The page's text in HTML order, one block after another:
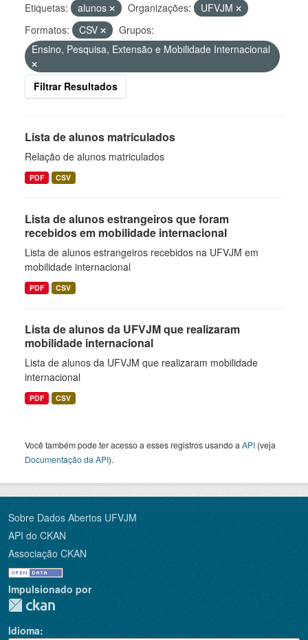
Etiquetas: alunos Organizações:
UFVJM
Formatos:
CSV
Grupos:
Ensino, Pesquisa, Extensão e Mobilidade Internacional
Filtrar Resultados
Lista de alunos matriculados
Relação de alunos matriculados
PDF CSV
Lista de alunos estrangeiros que foram
recebidos em mobilidade internacional
Lista de alunos estrangeiros recebidos na UFVJM em
mobilidade internacional
PDF CSV
Lista de alunos da UFVJM que realizaram
mobilidade internacional
Lista de alunos da UFVJM que realizaram mobilidade
internacional
PDF CSV
Você também pode ter acesso a esses registros usando a API (veja
Documentação da API).
Sobre Dados Abertos UFVJM
API do CKAN
Associação CKAN
Impulsionado por
Idioma